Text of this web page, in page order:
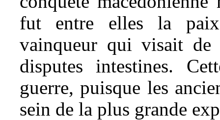
fut entre elles la paix
vainqueur qui visait de
disputes intestines.
guerre, puisque les
sein de la plus grande